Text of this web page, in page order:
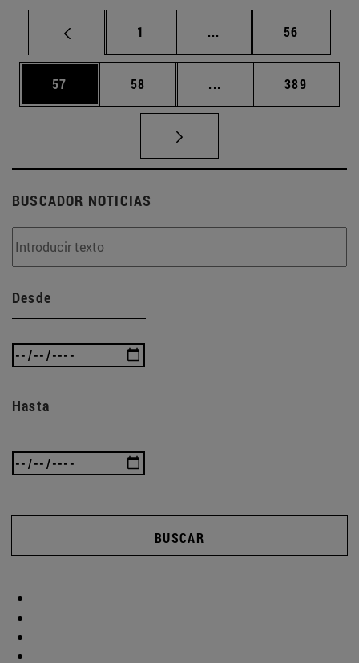
Página
1 ... Páginas intermedias
Página
56
Página
57 Página
58 ... Páginas intermedias
Página
389
BUSCADOR NOTICIAS
Desde
Hasta
BUSCAR